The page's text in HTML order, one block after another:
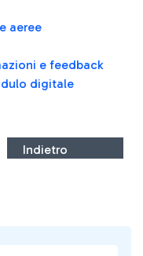
aeree
e feedback
digitale
Indietro